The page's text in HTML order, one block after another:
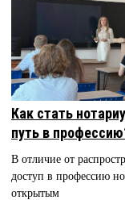
Как стать
путь в
В отличие от
доступ в профессию
открытым